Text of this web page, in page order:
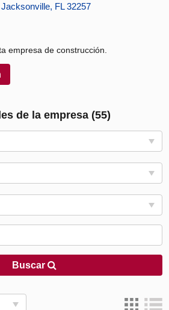
FL 32257
empresa de construcción.
de la empresa (55)
Buscar